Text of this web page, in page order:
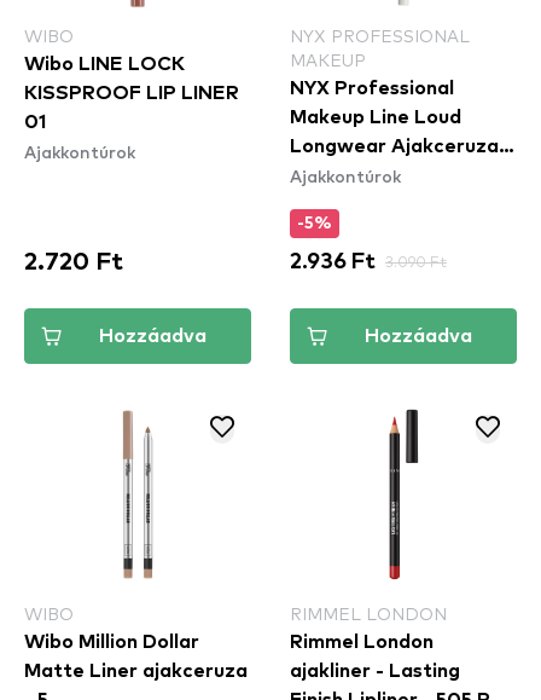
WIBO
Wibo LINE LOCK
KISSPROOF LIP LINER
01
Ajakkontúrok
2.720 Ft
Hozzáadva
NYX PROFESSIONAL
MAKEUP
NYX Professional
Makeup Line Loud
Longwear Ajakceruza -
Gimme Drama
Ajakkontúrok
-5%
2.936 Ft 3.090 Ft
Hozzáadva
WIBO
Wibo Million Dollar
Matte Liner ajakceruza
RIMMEL LONDON
Rimmel London
ajakliner - Lasting